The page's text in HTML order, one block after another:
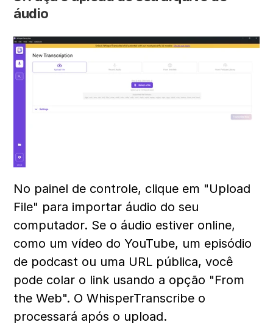
áudio
No painel de controle, clique em "Upload
File" para importar áudio do seu
computador. Se o áudio estiver online,
como um vídeo do YouTube, um episódio
de podcast ou uma URL pública, você
pode colar o link usando a opção "From
the Web". O WhisperTranscribe o
processará após o upload.